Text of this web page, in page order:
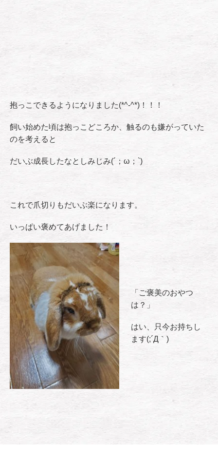
抱っこできるようになりました(*^-^*)！！！
飼い始めた頃は抱っこどころか、触るのも嫌がっていた
のを考えると
だいぶ成長したなとしみじみ(´；ω；`)
これで爪切りもだいぶ楽になります。
いっぱい褒めてあげました！
「ご褒美のおやつ
は？」
はい、只今お持ちし
ます(;´Д｀)